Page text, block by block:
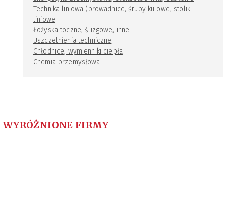
Technika liniowa (prowadnice, śruby kulowe, stoliki
liniowe
Łożyska toczne, ślizgowe, inne
Uszczelnienia techniczne
Chłodnice, wymienniki ciepła
Chemia przemysłowa
WYRÓŻNIONE FIRMY